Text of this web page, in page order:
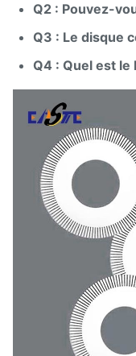
Q2 : Pouvez-
Q3 : Le disque
Q4 : Quel est le